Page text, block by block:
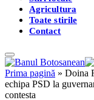
Agricultura
Toate stirile
Contact
Prima pagină » Doina
echipa PSD la
contesta